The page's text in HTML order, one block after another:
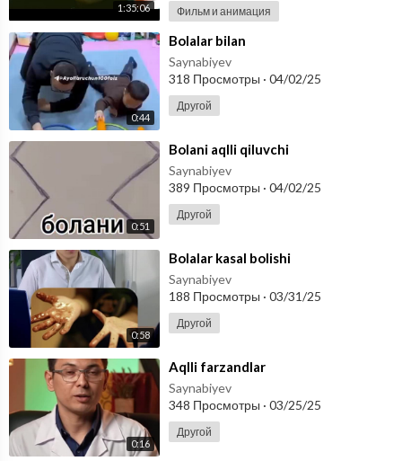
1:35:06 Фильм и анимация
0:44
⁣Bolalar bilan
Saynabiyev
318 Просмотры · 04/02/25
Другой
0:51
⁣Bolani aqlli qiluvchi
Saynabiyev
389 Просмотры · 04/02/25
Другой
0:58
⁣Bolalar kasal bolishi
Saynabiyev
188 Просмотры · 03/31/25
Другой
0:16
⁣Aqlli farzandlar
Saynabiyev
348 Просмотры · 03/25/25
Другой